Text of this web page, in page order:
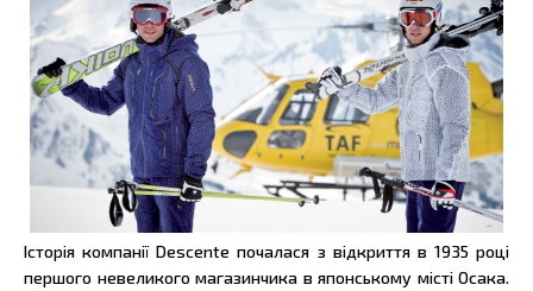
Історія компанії Descente почалася з відкриття в 1935 році
першого невеликого магазинчика в японському місті Осака.